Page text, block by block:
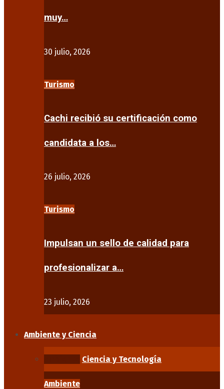
muy…
30 julio, 2026
Turismo
Cachi recibió su certificación como
candidata a los…
26 julio, 2026
Turismo
Impulsan un sello de calidad para
profesionalizar a…
23 julio, 2026
Ambiente y Ciencia
Ciencia y Tecnología
Ambiente